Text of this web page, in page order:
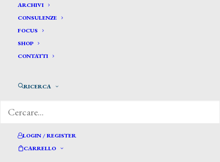
ARCHIVI
CONSULENZE
FOCUS
SHOP
CONTATTI
RICERCA
LOGIN / REGISTER
CARRELLO
Bance Albert